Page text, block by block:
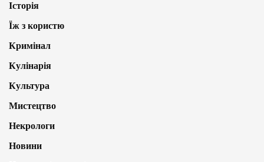
Історія
Їж з користю
Кримінал
Кулінарія
Культура
Мистецтво
Некрологи
Новини